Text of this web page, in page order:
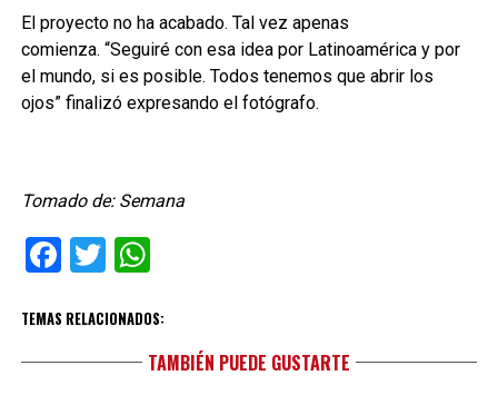
El proyecto no ha acabado. Tal vez apenas
comienza. “Seguiré con esa idea por Latinoamérica y por
el mundo, si es posible. Todos tenemos que abrir los
ojos” finalizó expresando el fotógrafo.
Tomado de: Semana
Facebook
TwitterWhatsApp
TEMAS RELACIONADOS:
TAMBIÉN PUEDE GUSTARTE